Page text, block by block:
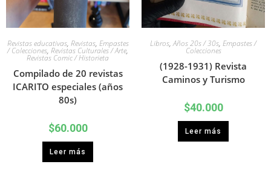
Revistas educativas, Revistas, Empastes
/ Colecciones, Revistas Culturales / Arte,
Revistas Comic / Historieta
Compilado de 20 revistas
ICARITO especiales (años
80s)
$60.000
Leer más
Libros,Años 20s / 30s, Empastes /
Colecciones
(1928-1931) Revista
Caminos y Turismo
$40.000
Leer más